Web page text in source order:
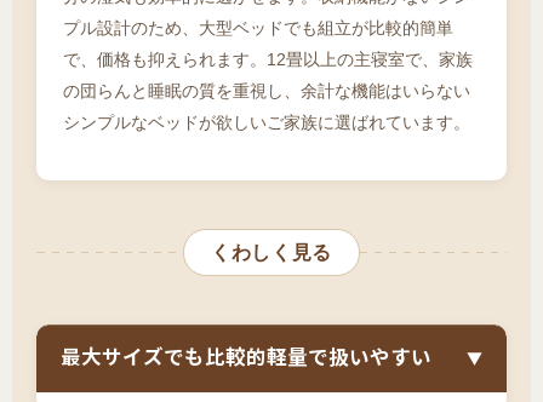
プル設計のため、大型ベッドでも組立が比較的簡単
で、価格も抑えられます。12畳以上の主寝室で、家族
の団らんと睡眠の質を重視し、余計な機能はいらない
シンプルなベッドが欲しいご家族に選ばれています。
くわしく見る
最大サイズでも比較的軽量で扱いやすい ▼